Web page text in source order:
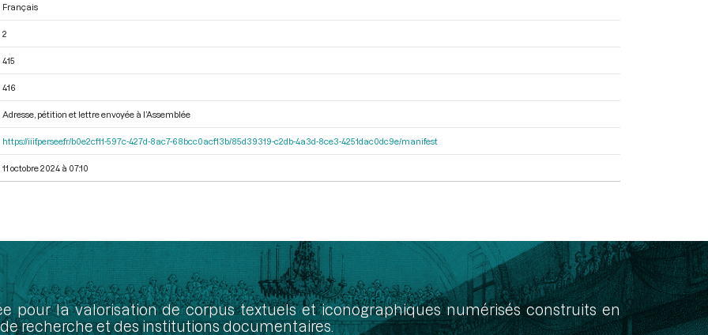
Français
2
415
416
Adresse, pétition et lettre envoyée à l’Assemblée
https://iiif.persee.fr/b0e2cf11-597c-427d-8ac7-68bcc0acf13b/85d39319-c2db-4a3d-8ce3-4251dac0dc9e/manifest
11 octobre 2024 à 07:10
pour la valorisation de corpus textuels et iconographiques numérisés construits en
recherche et des institutions documentaires.